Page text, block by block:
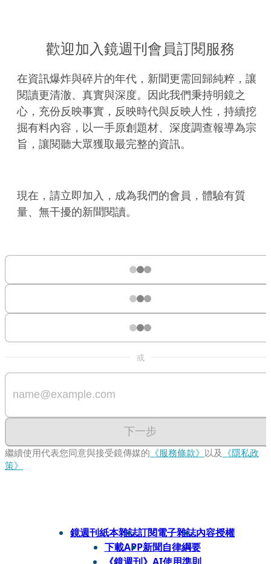
歡迎加入鏡週刊會員訂閱服務
在資訊爆炸與碎片的年代，新聞更需回歸純粹，讓
閱讀更清澈、真實與深度。因此我們秉持明鏡之
心，充份反映事實，反映時代與反映人性，持續挖
掘有料內容，以一手原創題材、深度調查報導為宗
旨，讓閱聽大眾獲取最完整的資訊。
現在，請立即加入，成為我們的會員，體驗有質
量、無干擾的新聞閱讀。
或
下一步
繼續使用代表您同意與接受鏡傳媒的 《服務條款》 以及 《隱私政
策》
鏡週刊紙本雜誌訂閱電子雜誌內容授權
下載APP新聞自律綱要